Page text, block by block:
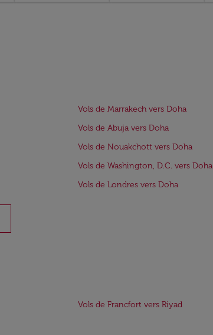
Vols de Marrakech vers Doha
Vols de Abuja vers Doha
Vols de Nouakchott vers Doha
Vols de Washington, D.C. vers Doha
Vols de Londres vers Doha
Vols de Francfort vers Riyad